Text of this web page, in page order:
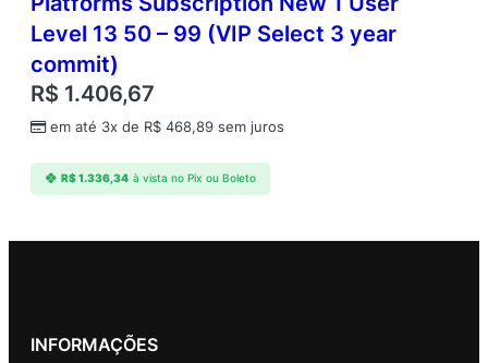
Level 13 50 – 99 (VIP Select 3 year
commit)
R$ 1.406,67
em até 3x de R$ 468,89 sem juros
R$1.336,34 à vista no Pix ou Boleto
INFORMAÇÕES